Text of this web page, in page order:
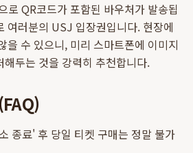
로 QR코드가 포함된 바우처가 발송됩
여러분의 USJ 입장권입니다. 현장에
을 수 있으니, 미리 스마트폰에 이미지
두는 것을 강력히 추천합니다.
종료' 후 당일 티켓 구매는 정말 불가